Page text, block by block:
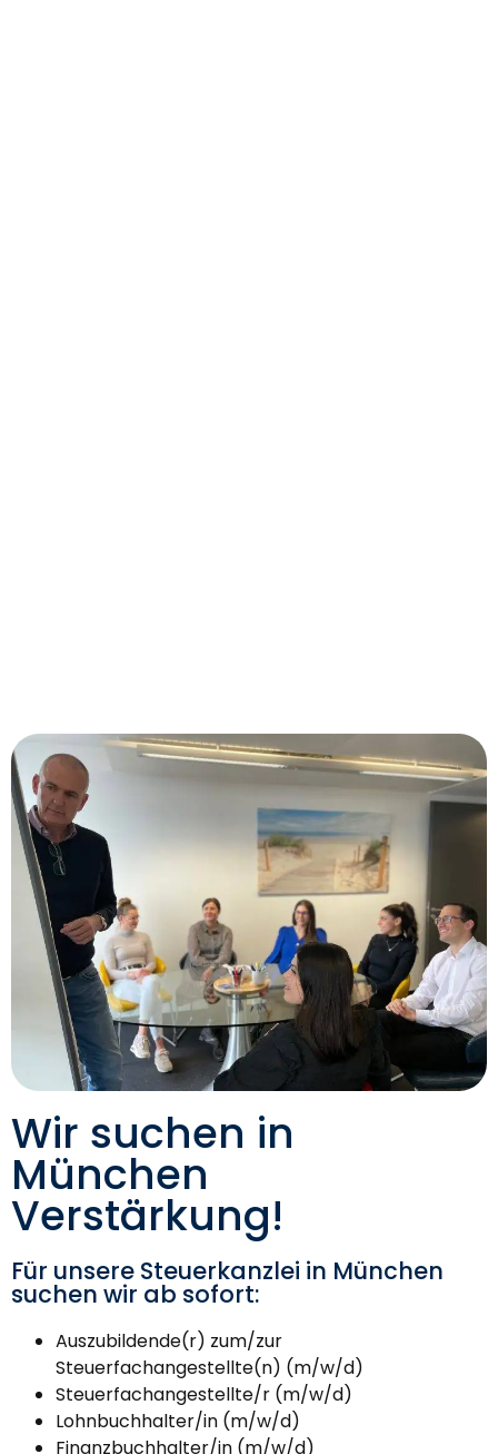
Wir suchen in
München
Verstärkung!
Für unsere Steuerkanzlei in München
suchen wir ab sofort:
Auszubildende(r) zum/zur
Steuerfachangestellte(n) (m/w/d)
Steuerfachangestellte/r (m/w/d)
Lohnbuchhalter/in (m/w/d)
Finanzbuchhalter/in (m/w/d)